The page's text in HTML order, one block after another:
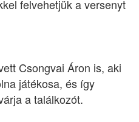
felvehetjük a versenyt
Csongvai Áron is, aki
játékosa, és így
a találkozót.